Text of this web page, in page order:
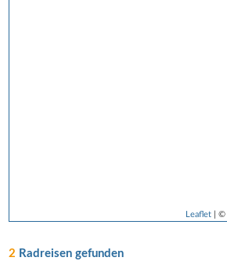
Leaflet| ©
2 Radreisen gefunden